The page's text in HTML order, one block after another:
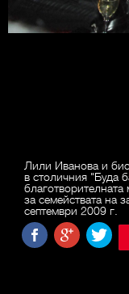
Лили Иванова и
в столичния "Буда
за семействата на
септември 2009 г.